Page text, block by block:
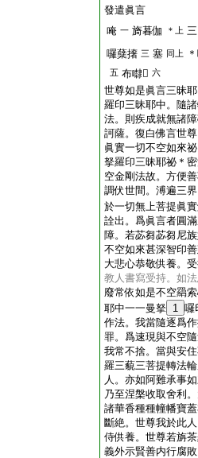
發遣眞言
唵 一 旖暮伽 ＊上 三
囉蘖撦 三 塞 同上
五 布㘑𤙖 六
世尊如是眞言三昧
羅印三昧耶中。隨
法。則疾成就無諸
訶薩。復白佛言世
眞實一切不空如來
拏羅印三昧耶祕＊
空金剛法故。方便
調伏世間。溥遍三
於一切無上菩提眞
詮出。爲眞言者圓
障。若苾芻苾芻尼
不空如來甚深智印
大悲心恭敬供養。
教人書寫受持。如
廢常依如是不空羂
耶中一一曼拏 1 囉
作法。我當隨逐爲
罪。爲速現與不空
我常不捨。當與安
羅三藐三菩提轉法
人。亦如阿難承事
乃至涅槃收取舍利
諸華香種種幢幡寶
斷絶。世尊我於此
侍供養。世尊若旃
義外示賢善内行腐